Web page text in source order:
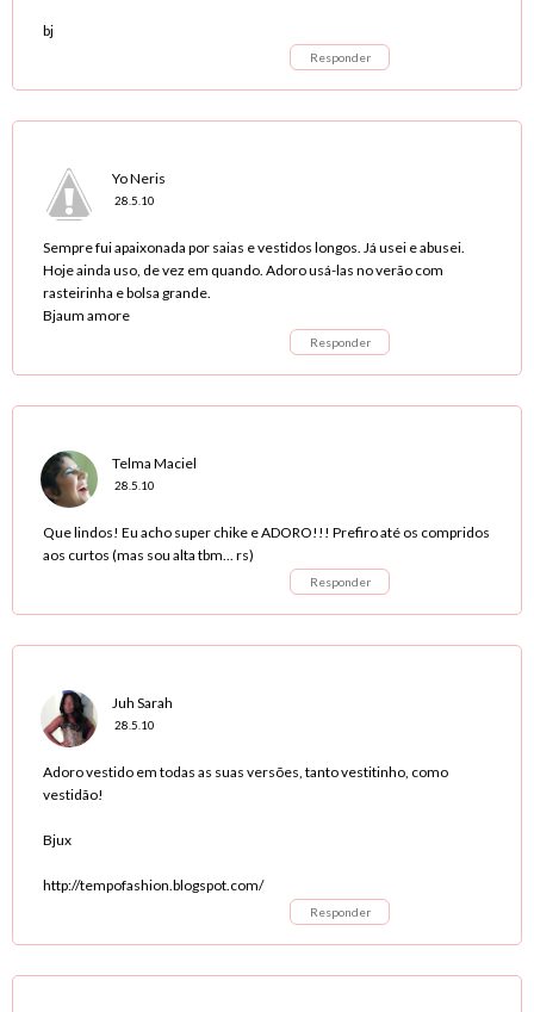
bj
Responder
Yo Neris
28.5.10
Sempre fui apaixonada por saias e vestidos longos. Já usei e abusei.
Hoje ainda uso, de vez em quando. Adoro usá-las no verão com
rasteirinha e bolsa grande.
Bjaum amore
Responder
Telma Maciel
28.5.10
Que lindos! Eu acho super chike e ADORO!!! Prefiro até os compridos
aos curtos (mas sou alta tbm... rs)
Responder
Juh Sarah
28.5.10
Adoro vestido em todas as suas versões, tanto vestitinho, como
vestidão!
Bjux
http://tempofashion.blogspot.com/
Responder